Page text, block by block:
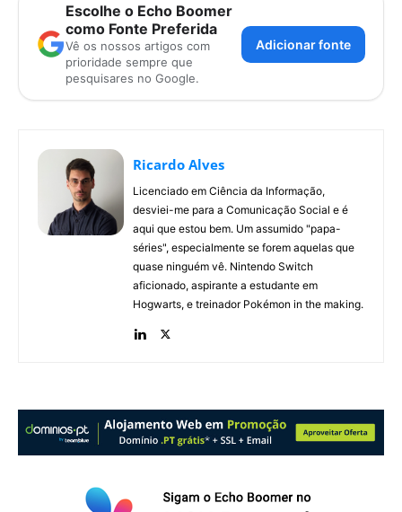
Escolhe o Echo Boomer
como Fonte Preferida
Vê os nossos artigos com
prioridade sempre que
pesquisares no Google.
Adicionar fonte
Ricardo Alves
Licenciado em Ciência da Informação,
desviei-me para a Comunicação Social e é
aqui que estou bem. Um assumido "papa-
séries", especialmente se forem aquelas que
quase ninguém vê. Nintendo Switch
aficionado, aspirante a estudante em
Hogwarts, e treinador Pokémon in the making.